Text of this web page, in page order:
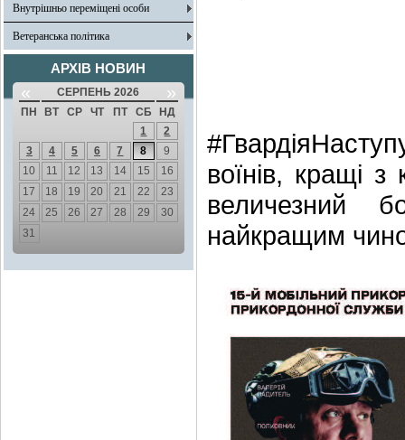
Внутрішньо переміщені особи
Ветеранська політика
АРХІВ НОВИН
« СЕРПЕНЬ 2026 »
ПН ВТ СР ЧТ ПТ СБ
НД
1
2
3
4 5 6 7 8
9
10
11 12 13 14 15
16
17
18 19 20 21 22
23
24
25 26 27 28 29
30
31
воїнів, кращі
величезний
найкращим